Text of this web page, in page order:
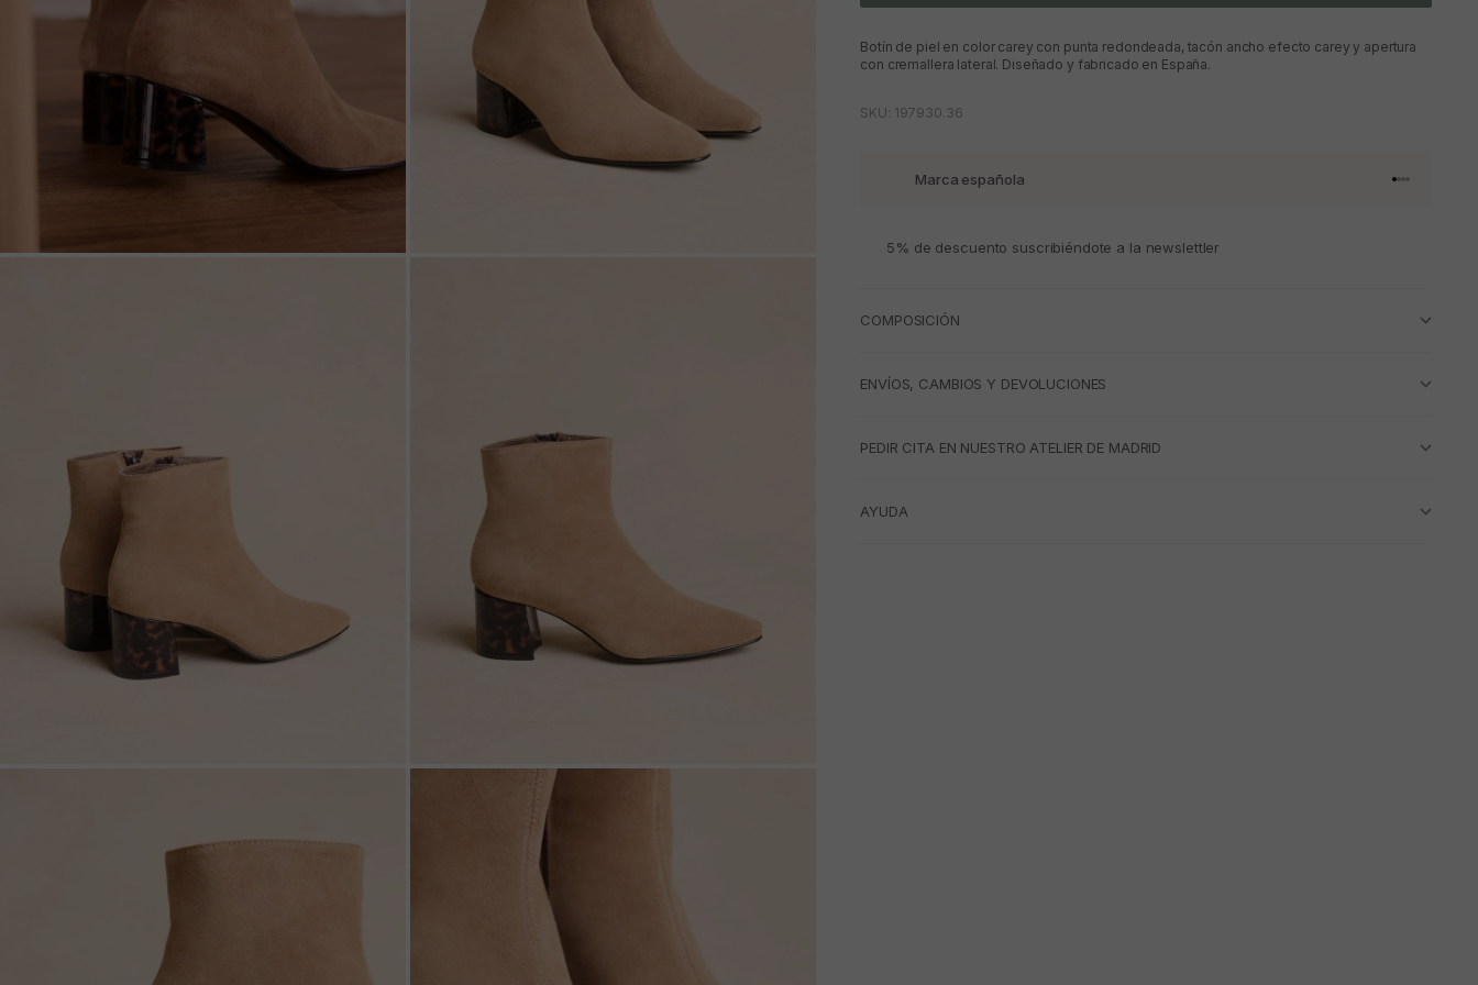
Botín de piel en color carey con punta redondeada, tacón ancho efecto carey y apertura
con cremallera lateral. Diseñado y fabricado en España.
SKU: 197930.36
Marca española Ir al artículo
Ir al
Ir al
Ir al
5% de descuento suscribiéndote a la newslettler
COMPOSICIÓN
ENVÍOS, CAMBIOS Y DEVOLUCIONES
PEDIR CITA EN NUESTRO ATELIER DE MADRID
AYUDA